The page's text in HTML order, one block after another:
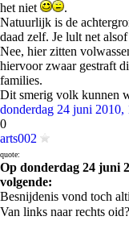
het niet
.
Natuurlijk is de
daad zelf. Je lult net
Nee, hier zitten
hiervoor zwaar gestraft
families.
Dit smerig volk kunnen
donderdag 24 juni 2010,
0
arts002
quote:
Op donderdag 24 juni
volgende:
Besnijdenis vond toch
Van links naar rechts oid?